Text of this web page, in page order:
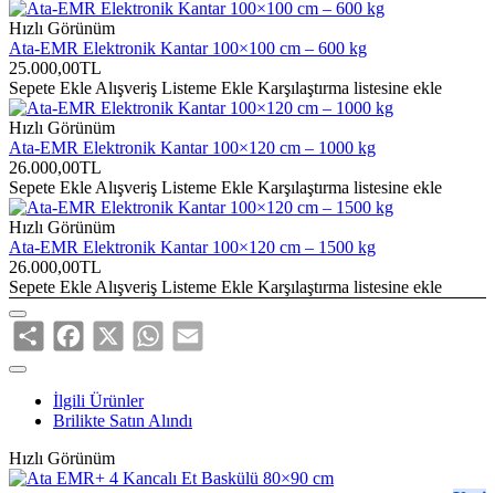
Platform Yüzey
Alanı
Şasi Yapısı 40×60×2 mm profil konstrüksiyon
Platform Kaplaması
Yüzey Kaplaması
Mekanik Dayanım Aşırı yük ve darbelere karşı dayanıklı yapı
Load Cell Sayısı 4 adet
Load Cell Tipi Çelik alaşımlı lama tipi load cell
Çalışma Yönü Baskı yönlü çalışma
Load Cell Malzemesi
Load Cell Koruma
Sınıfı
IP67
Load Cell
Zamk mühürlü
Hızlı Görünüm
Ata-EMR Elektronik Kantar 100×100 cm – 600 kg
25.000,00TL
Sepete Ekle Alışveriş Listeme Ekle Karşılaştırma listesine ekle
Hızlı Görünüm
Ata-EMR Elektronik Kantar 100×120 cm – 1000 kg
26.000,00TL
Sepete Ekle Alışveriş Listeme Ekle Karşılaştırma listesine ekle
Hızlı Görünüm
Ata-EMR Elektronik Kantar 100×120 cm – 1500 kg
26.000,00TL
Sepete Ekle Alışveriş Listeme Ekle Karşılaştırma listesine ekle
Share Facebook WhatsApp
İlgili Ürünler
Brilikte Satın Alındı
Hızlı Görünüm